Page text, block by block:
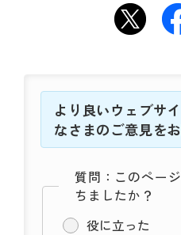
より良いウェブサ
なさまのご意見を
質問：このペー
ちましたか？
役に立った